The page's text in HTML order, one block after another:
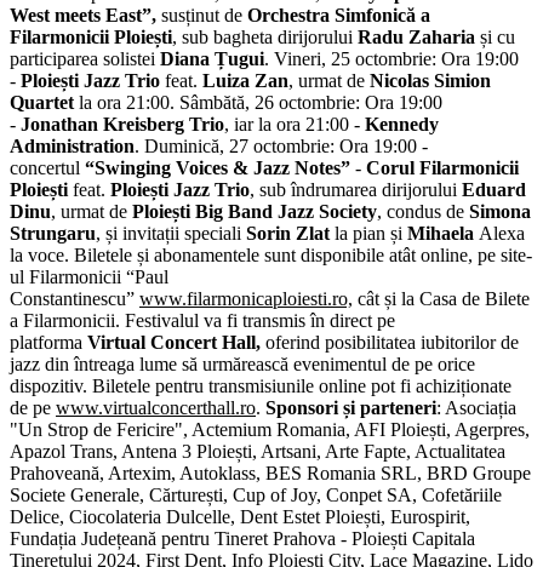
West meets East”, susținut de Orchestra Simfonică a
Filarmonicii Ploiești, sub bagheta dirijorului Radu Zaharia și cu
participarea solistei Diana Țugui. Vineri, 25 octombrie: Ora 19:00
- Ploiești Jazz Trio feat. Luiza Zan, urmat de Nicolas Simion
Quartet la ora 21:00. Sâmbătă, 26 octombrie: Ora 19:00
- Jonathan Kreisberg Trio, iar la ora 21:00 - Kennedy
Administration. Duminică, 27 octombrie: Ora 19:00 -
concertul “Swinging Voices & Jazz Notes” - Corul Filarmonicii
Ploiești feat. Ploiești Jazz Trio, sub îndrumarea dirijorului Eduard
Dinu, urmat de Ploiești Big Band Jazz Society, condus de Simona
Strungaru, și invitații speciali Sorin Zlat la pian și Mihaela Alexa
la voce. Biletele și abonamentele sunt disponibile atât online, pe site-
ul Filarmonicii “Paul
Constantinescu” www.filarmonicaploiesti.ro, cât și la Casa de Bilete
a Filarmonicii. Festivalul va fi transmis în direct pe
platforma Virtual Concert Hall, oferind posibilitatea iubitorilor de
jazz din întreaga lume să urmărească evenimentul de pe orice
dispozitiv. Biletele pentru transmisiunile online pot fi achiziționate
de pe www.virtualconcerthall.ro. Sponsori și parteneri: Asociația
"Un Strop de Fericire", Actemium Romania, AFI Ploiești, Agerpres,
Apazol Trans, Antena 3 Ploiești, Artsani, Arte Fapte, Actualitatea
Prahoveană, Artexim, Autoklass, BES Romania SRL, BRD Groupe
Societe Generale, Cărturești, Cup of Joy, Conpet SA, Cofetăriile
Delice, Ciocolateria Dulcelle, Dent Estet Ploiești, Eurospirit,
Fundația Județeană pentru Tineret Prahova - Ploiești Capitala
Tineretului 2024, First Dent, Info Ploiești City, Lace Magazine, Lido